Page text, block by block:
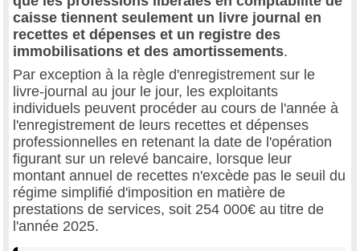
caisse tiennent seulement un livre journal en
recettes et dépenses et un registre des
immobilisations et des amortissements.
Par exception à la règle d'enregistrement sur le
livre-journal au jour le jour, les exploitants
individuels peuvent procéder au cours de l'année à
l'enregistrement de leurs recettes et dépenses
professionnelles en retenant la date de l'opération
figurant sur un relevé bancaire, lorsque leur
montant annuel de recettes n'excède pas le seuil du
régime simplifié d'imposition en matière de
prestations de services, soit 254 000€ au titre de
l'année 2025.